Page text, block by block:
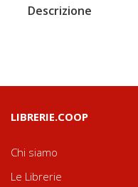
Descrizione
LIBRERIE.COOP
Chi siamo
Le Librerie